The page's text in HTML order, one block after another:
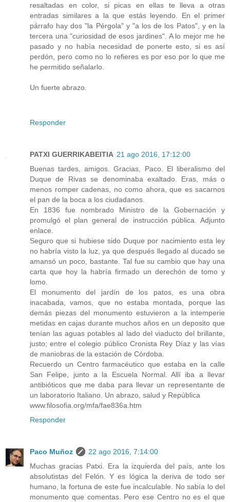
resaltadas en color, si picas en ellas te lleva a otras
entradas similares a la que estás leyendo. En el primer
párrafo hay dos "la Pérgola" y "a los de los Patos", y en la
tercera una "curiosidad de esos jardines". A lo mejor me he
pasado y no había necesidad de ponerte esto, si es así
perdón, pero como no lo refieres es por eso por lo que me
he permitido señalarlo.
Un fuerte abrazo.
Responder
PATXI GUERRIKABEITIA 21 ago 2016, 17:12:00
Buenas tardes, amigos. Gracias, Paco. El liberalismo del
Duque de Rivas se denominaba exaltado. Eras, más o
menos romper cadenas, no como ahora, que es sacarnos
el pan de la boca a los ciudadanos.
En 1836 fue nombrado Ministro de la Gobernación y
promulgó el plan general de instrucción pública. Adjunto
enlace.
Seguro que si hubiese sido Duque por nacimiento esta ley
no habría visto la luz, ya que después llegado al ducado se
amansó un poco, bastante. Tal fue su cambio que hay una
carta que hoy la habría firmado un derechón de tomo y
lomo.
El monumento del jardín de los patos, es una obra
inacabada, vamos, que no estaba montada, porque las
demás piezas del monumento estuvieron a la intemperie
metidas en cajas durante muchos años en un deposito que
tenían las aguas potables al lado del viaducto del brillante,
justo; entre el colegio público Cronista Rey Díaz y las vías
de maniobras de la estación de Córdoba.
Recuerdo un Centro farmacéutico que estaba en la calle
San Felipe, junto a la Escuela Normal. Allí iba a llevar
antibióticos que me daba para llevar un representante de
un laboratorio Italiano. Un abrazo, salud y República
www.filosofia.org/mfa/fae836a.htm
Responder
Paco Muñoz
22 ago 2016, 7:14:00
Muchas gracias Patxi. Era la izquierda del país, ante los
absolutistas del Felón. Y es lógica la deriva de todo ser
humano, la fortuna de este fue incalculable. No sabía lo del
monumento que comentas. Pero ese Centro no es el que